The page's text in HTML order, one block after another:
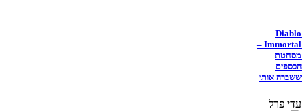
Diablo
Immortal –
מסחטת
הכספים
ששברה אותי
עדי פרל